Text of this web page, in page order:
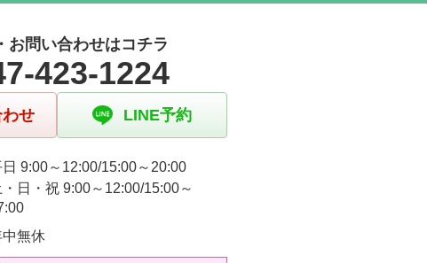
お問い合わせはコチラ
423-1224
せ LINE予約
日 9:00～12:00/15:00～20:00
・日・祝 9:00～12:00/15:00～
中無休